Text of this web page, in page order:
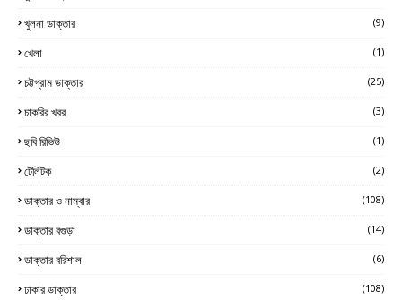
খুলনা ডাক্তার
(9)
খেলা (1)
চট্টগ্রাম ডাক্তার (25)
চাকরির খবর (3)
ছবি রিভিউ (1)
টেলিটক (2)
ডাক্তার ও নাম্বার (108)
ডাক্তার বগুড়া (14)
ডাক্তার বরিশাল (6)
ঢাকার ডাক্তার (108)